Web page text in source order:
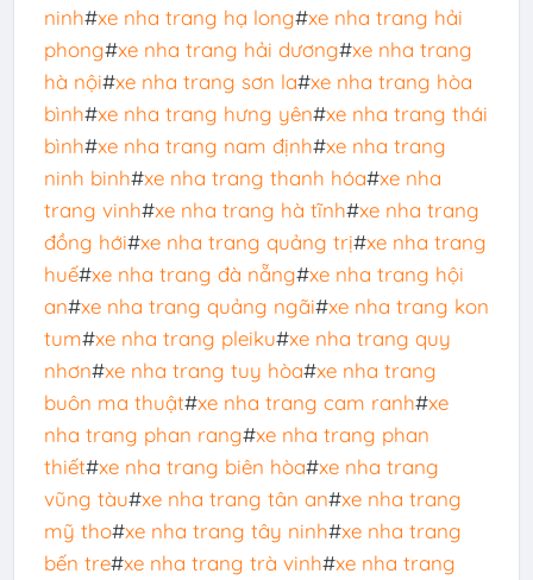
ninh#xe nha trang hạ long#xe nha trang hải
phong#xe nha trang hải dương#xe nha trang
hà nội#xe nha trang sơn la#xe nha trang hòa
bình#xe nha trang hưng yên#xe nha trang thái
bình#xe nha trang nam định#xe nha trang
ninh binh#xe nha trang thanh hóa#xe nha
trang vinh#xe nha trang hà tĩnh#xe nha trang
đồng hới#xe nha trang quảng trị#xe nha trang
huế#xe nha trang đà nẵng#xe nha trang hội
an#xe nha trang quảng ngãi#xe nha trang kon
tum#xe nha trang pleiku#xe nha trang quy
nhơn#xe nha trang tuy hòa#xe nha trang
buôn ma thuật#xe nha trang cam ranh#xe
nha trang phan rang#xe nha trang phan
thiết#xe nha trang biên hòa#xe nha trang
vũng tàu#xe nha trang tân an#xe nha trang
mỹ tho#xe nha trang tây ninh#xe nha trang
bến tre#xe nha trang trà vinh#xe nha trang